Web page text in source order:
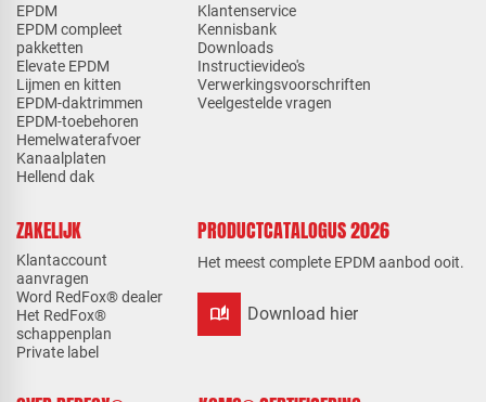
EPDM
EPDM compleet
pakketten
Elevate EPDM
Lijmen en kitten
EPDM-daktrimmen
EPDM-toebehoren
Hemelwaterafvoer
Kanaalplaten
Hellend dak
Klantenservice
Kennisbank
Downloads
Instructievideo's
Verwerkingsvoorschriften
Veelgestelde vragen
ZAKELIJK
Klantaccount
aanvragen
Word RedFox® dealer
Het RedFox®
schappenplan
Private label
PRODUCTCATALOGUS 2026
Het meest complete EPDM aanbod ooit.
auto_stories Download hier